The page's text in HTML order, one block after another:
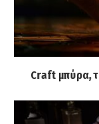
Craft μπύρα,